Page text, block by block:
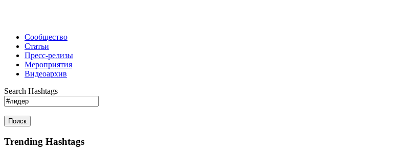
Сообщество
Статьи
Пресс-релизы
Мероприятия
Видеоархив
Search Hashtags
Поиск
Trending Hashtags